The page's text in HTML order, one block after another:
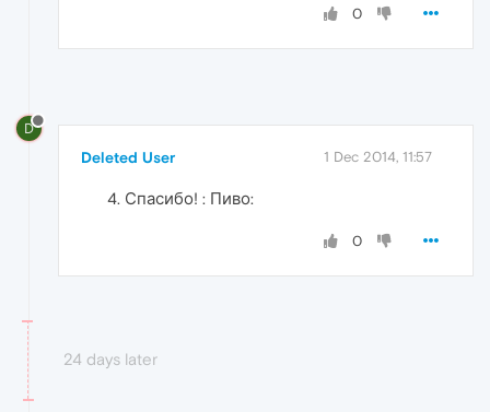
0
D
Deleted User 1 Dec 2014, 11:57
Спасибо! : Пиво:
0
24 days later